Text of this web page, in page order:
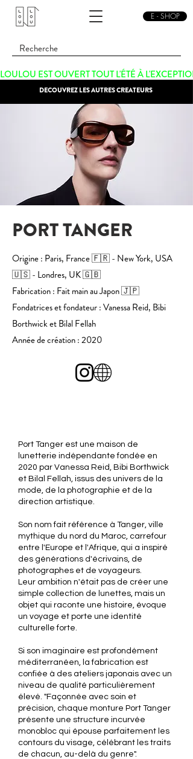
E - SHOP
LOULOU EST OUVERT TOUT L'ÉTÉ À
DECOUVREZ LES AUTRES CREATEURS
PORT TANGER
Origine : Paris, France 🇫🇷 - New York, USA
🇺🇸 - Londres, UK 🇬🇧
Fabrication : Fait main au Japon 🇯🇵
Fondatrices et fondateur : Vanessa Reid, Bibi
Borthwick et Bilal Fellah
Année de création : 2020
Port Tanger est une maison de
lunetterie indépendante fondée en
2020 par Vanessa Reid, Bibi Borthwick
et Bilal Fellah, issus des univers de la
mode, de la photographie et de la
direction artistique.
Son nom fait référence à Tanger, ville
mythique du nord du Maroc, carrefour
entre l'Europe et l'Afrique, qui a inspiré
des générations d'écrivains, de
photographes et de voyageurs.
Leur ambition n'était pas de créer une
simple collection de lunettes, mais un
objet qui raconte une histoire, évoque
un voyage et porte une identité
culturelle forte.
Si son imaginaire est profondément
méditerranéen, la fabrication est
confiée à des ateliers japonais avec un
niveau de qualité particulièrement
élevé. "Façonnée avec soin et
précision, chaque monture Port Tanger
présente une structure incurvée
monobloc qui épouse parfaitement les
contours du visage, célébrant les traits
de chacun, au-delà du genre".